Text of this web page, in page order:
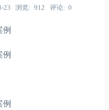
23 浏览 912 评论 0
例
例
例